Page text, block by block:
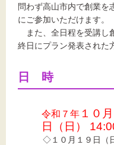
黒
問わず高山市内で創業を
にご参加いただけます。
また、全日程を受講し
終日にプラン発表された
日 時
令和７年 １０
日（日）
◇１０月１９日（日